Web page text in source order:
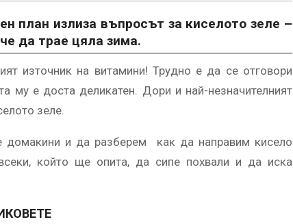
план излиза въпросът за киселото зеле –
да трае цяла зима.
източник на витамини! Трудно е да се отговори
му е доста деликатен. Дори и най-незначителният
зеле.
домакини и да разберем как да направим кисело
който ще опита, да сипе похвали и да иска